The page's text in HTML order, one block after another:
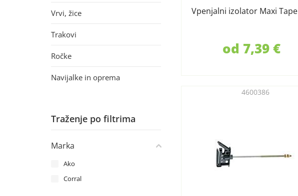
Vrvi, žice
Trakovi
Ročke
Navijalke in oprema
Traženje po filtrima
Marka
Ako
Corral
Vpenjalni izolator Maxi Tape
od 7,39 €
4600386